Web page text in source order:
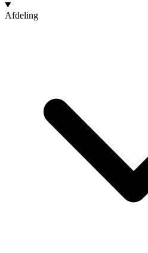
Afdeling